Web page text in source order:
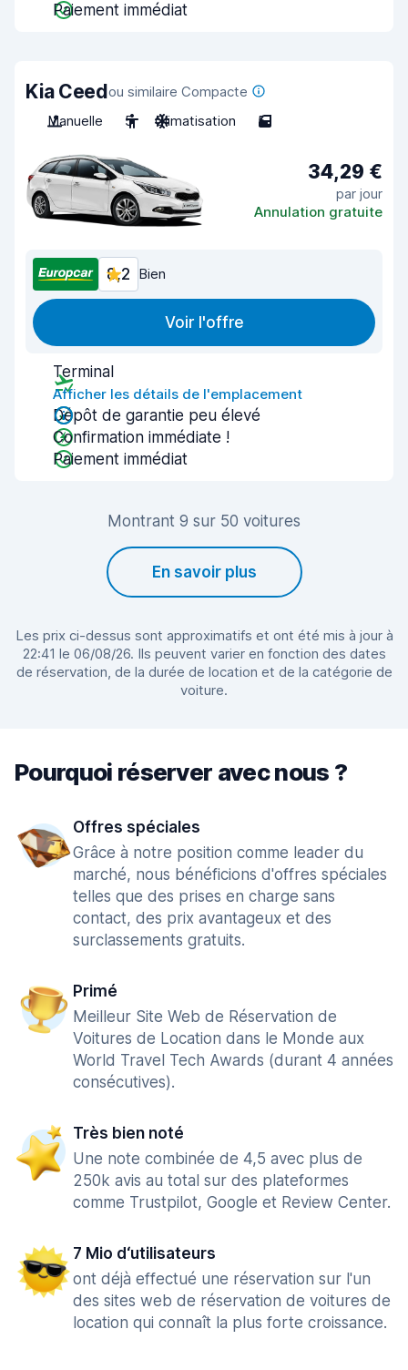
Paiement immédiat
Kia Ceedou similaire Compacte
Manuelle
5 Climatisation 5
34,29 €
par jour
Annulation gratuite
8,2 Bien
Voir l'offre
Terminal
Afficher les détails de l'emplacement
Dépôt de garantie peu élevé
Confirmation immédiate !
Paiement immédiat
Montrant 9 sur 50 voitures
En savoir plus
Les prix ci-dessus sont approximatifs et ont été mis à jour à
22:41 le 06/08/26. Ils peuvent varier en fonction des dates
de réservation, de la durée de location et de la catégorie de
voiture.
Pourquoi réserver avec nous ?
Offres spéciales
Grâce à notre position comme leader du
marché, nous bénéficions d'offres spéciales
telles que des prises en charge sans
contact, des prix avantageux et des
surclassements gratuits.
Primé
Meilleur Site Web de Réservation de
Voitures de Location dans le Monde aux
World Travel Tech Awards (durant 4 années
consécutives).
Très bien noté
Une note combinée de 4,5 avec plus de
250k avis au total sur des plateformes
comme Trustpilot, Google et Review Center.
7 Mio d‘utilisateurs
ont déjà effectué une réservation sur l'un
des sites web de réservation de voitures de
location qui connaît la plus forte croissance.